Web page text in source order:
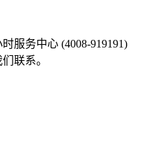
服务中心 (4008-919191)
联系。